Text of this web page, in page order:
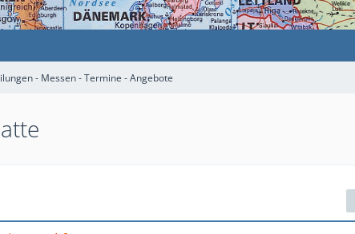
- Messen - Termine - Angebote